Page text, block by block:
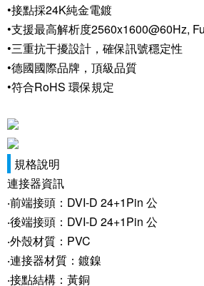
•接點採24K純金電鍍
•支援最高解析度2560x1600@60Hz,
•三重抗干擾設計，確保訊號穩定性
•德國國際品牌，頂級品質
•符合RoHS 環保規定
規格說明
連接器資訊
‧前端接頭：DVI-D 24+1Pin 公
‧後端接頭：DVI-D 24+1Pin 公
‧外殼材質：PVC
‧連接器材質：鍍鎳
‧接點結構：黃銅